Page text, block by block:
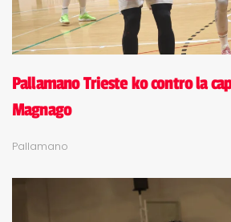
Pallamano Trieste ko contro la
Magnago
Pallamano